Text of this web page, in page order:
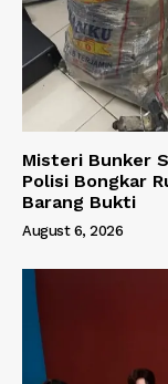
Misteri Bunker
Polisi Bongkar
Barang Bukti
August 6, 2026